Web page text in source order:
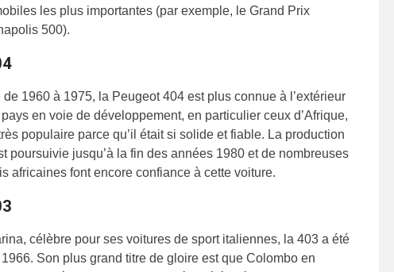
les plus importantes (par exemple, le Grand Prix
500).
1960 à 1975, la Peugeot 404 est plus connue à l’extérieur
en voie de développement, en particulier ceux d’Afrique,
populaire parce qu’il était si solide et fiable. La production
poursuivie jusqu’à la fin des années 1980 et de nombreuses
africaines font encore confiance à cette voiture.
célèbre pour ses voitures de sport italiennes, la 403 a été
Son plus grand titre de gloire est que Colombo en